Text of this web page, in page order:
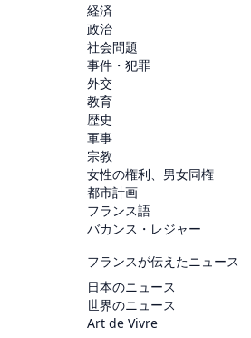
経済
政治
社会問題
事件・犯罪
外交
教育
歴史
軍事
宗教
女性の権利、男女同権
都市計画
フランス語
バカンス・レジャー
フランスが伝えたニュース
日本のニュース
世界のニュース
Art de Vivre